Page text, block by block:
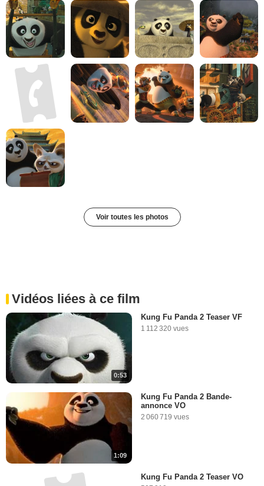
Voir toutes les photos
Vidéos liées à ce film
0:53
Kung Fu Panda 2 Teaser VF
1 112 320 vues
1:09
Kung Fu Panda 2 Bande-
annonce VO
2 060 719 vues
Kung Fu Panda 2 Teaser VO